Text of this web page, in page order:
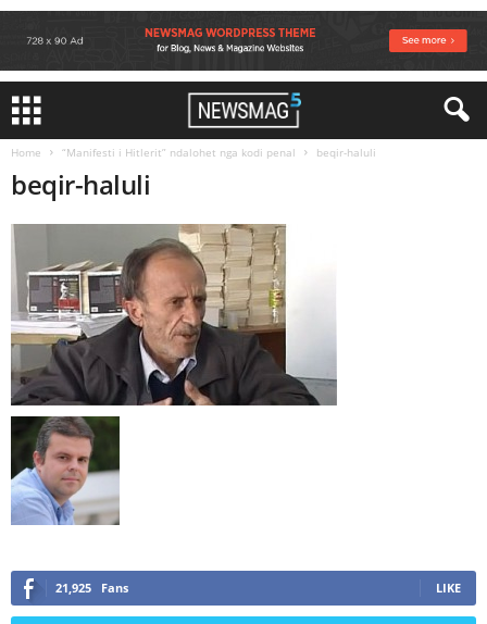
Home “Manifesti i Hitlerit” ndalohet nga kodi penal beqir-haluli
beqir-haluli
21,925 Fans LIKE